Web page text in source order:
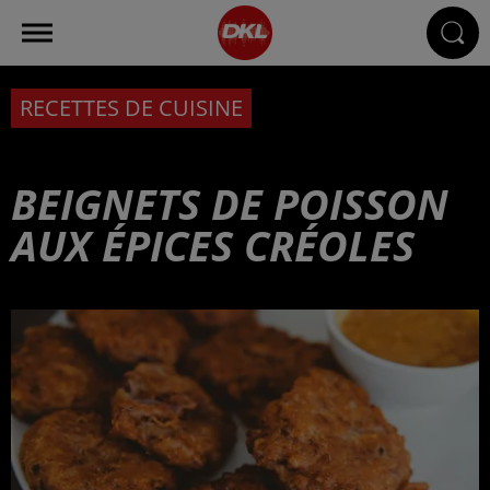
RECETTES DE CUISINE
BEIGNETS DE POISSON
AUX ÉPICES CRÉOLES